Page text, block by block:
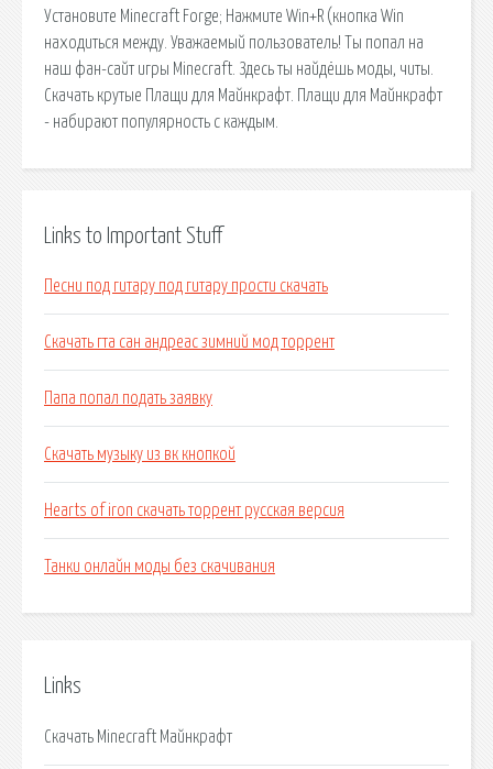
Установите Minecraft Forge; Нажмите Win+R (кнопка Win
находиться между. Уважаемый пользователь! Ты попал на
наш фан-сайт игры Minecraft. Здесь ты найдёшь моды, читы.
Скачать крутые Плащи для Майнкрафт. Плащи для Майнкрафт
- набирают популярность с каждым.
Links to Important Stuff
Песни под гитару под гитару прости скачать
Скачать гта сан андреас зимний мод торрент
Папа попал подать заявку
Скачать музыку из вк кнопкой
Hearts of iron скачать торрент русская версия
Танки онлайн моды без скачивания
Links
Скачать Minecraft Майнкрафт